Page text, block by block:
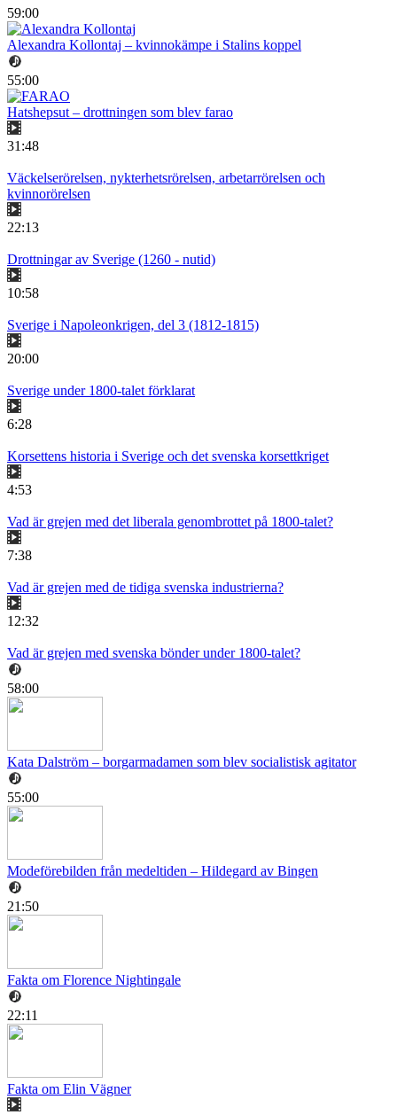
59:00
Alexandra Kollontaj – kvinnokämpe i Stalins koppel
55:00
Hatshepsut – drottningen som blev farao
31:48
Väckelserörelsen, nykterhetsrörelsen, arbetarrörelsen och
kvinnorörelsen
22:13
Drottningar av Sverige (1260 - nutid)
10:58
Sverige i Napoleonkrigen, del 3 (1812-1815)
20:00
Sverige under 1800-talet förklarat
6:28
Korsettens historia i Sverige och det svenska korsettkriget
4:53
Vad är grejen med det liberala genombrottet på 1800-talet?
7:38
Vad är grejen med de tidiga svenska industrierna?
12:32
Vad är grejen med svenska bönder under 1800-talet?
58:00
Kata Dalström – borgarmadamen som blev socialistisk agitator
55:00
Modeförebilden från medeltiden – Hildegard av Bingen
21:50
Fakta om Florence Nightingale
22:11
Fakta om Elin Vägner